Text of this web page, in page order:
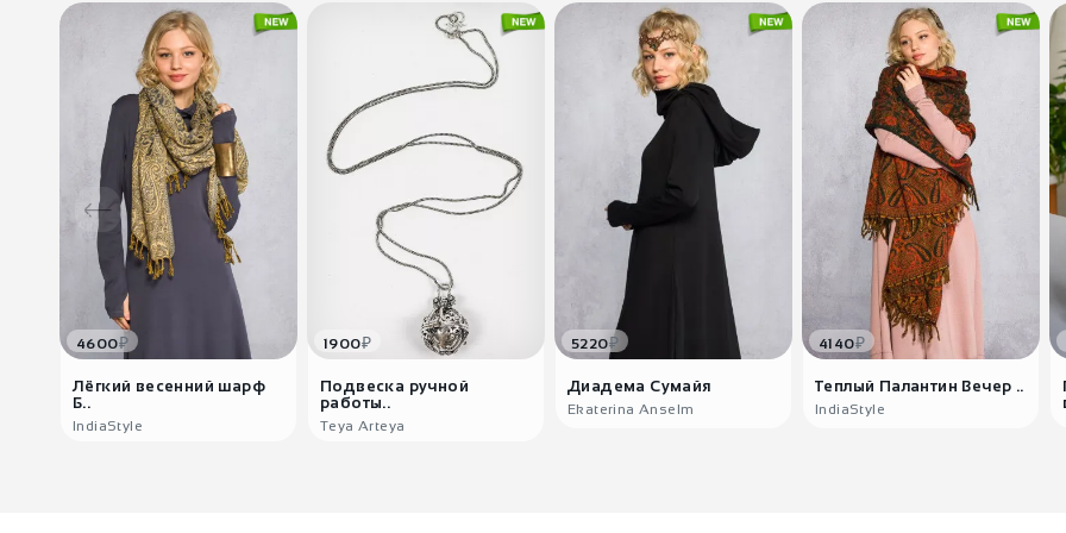
4600₽
Лёгкий весенний шарф
Б..
IndiaStyle
1900₽
Подвеска ручной
работы..
Teya Arteya
5220₽
Диадема Сумайя
Ekaterina Anselm
4140₽
Теплый Палантин Вечер ..
IndiaStyle